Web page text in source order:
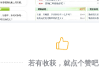
若有收获，就点个赞吧